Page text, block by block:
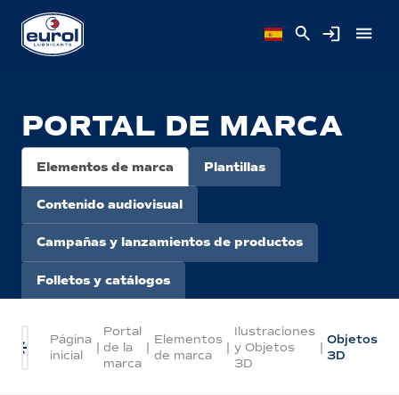
PORTAL DE MARCA
Elementos de marca Plantillas
Contenido audiovisual
Campañas y lanzamientos de productos
Folletos y catálogos
Página
inicial
|
Portal
de la
marca
|
Elementos
de marca
|
Ilustraciones
y Objetos
3D
|
Objetos
3D